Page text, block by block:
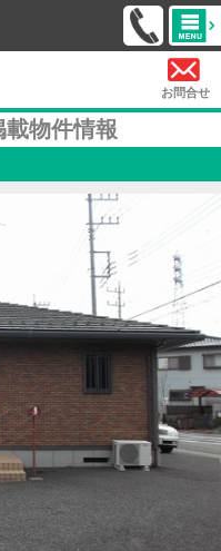
お問合せ
物件情報